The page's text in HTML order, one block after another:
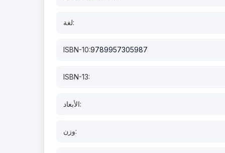
لغة:
ISBN-10:9789957305987
ISBN-13:
الأبعاد:
وزن: